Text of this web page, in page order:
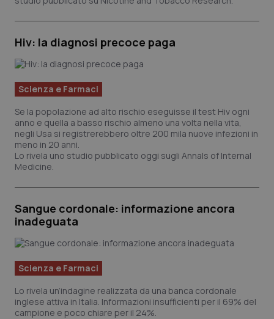
Hiv: la diagnosi precoce paga
Scienza e Farmaci
Se la popolazione ad alto rischio eseguisse il test Hiv ogni
anno e quella a basso rischio almeno una volta nella vita,
negli Usa si registrerebbero oltre 200 mila nuove infezioni in
meno in 20 anni.
Lo rivela uno studio pubblicato oggi sugli Annals of Internal
Medicine.
Sangue cordonale: informazione ancora
inadeguata
Scienza e Farmaci
Lo rivela un’indagine realizzata da una banca cordonale
inglese attiva in Italia. Informazioni insufficienti per il 69% del
campione e poco chiare per il 24%.